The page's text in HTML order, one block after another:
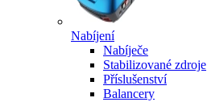
Nabíjení
Nabíječe
Stabilizované zdroje
Příslušenství
Balancery